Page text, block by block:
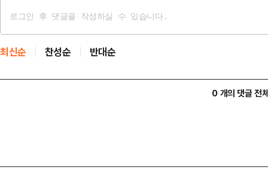
최신순 찬성순 반대순
0 개의 댓글 전